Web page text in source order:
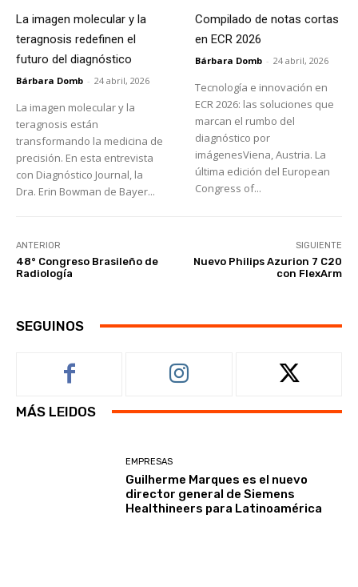
La imagen molecular y la
teragnosis redefinen el
futuro del diagnóstico
Bárbara Domb - 24 abril, 2026
La imagen molecular y la
teragnosis están
transformando la medicina de
precisión. En esta entrevista
con Diagnóstico Journal, la
Dra. Erin Bowman de Bayer...
Compilado de notas cortas
en ECR 2026
Bárbara Domb - 24 abril, 2026
Tecnología e innovación en
ECR 2026: las soluciones que
marcan el rumbo del
diagnóstico por
imágenesViena, Austria. La
última edición del European
Congress of...
ANTERIOR
48° Congreso Brasileño de
Radiología
SIGUIENTE
Nuevo Philips Azurion 7 C20
con FlexArm
SEGUINOS
MÁS LEIDOS
EMPRESAS
Guilherme Marques es el nuevo
director general de Siemens
Healthineers para Latinoamérica